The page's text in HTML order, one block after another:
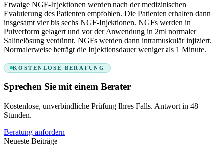
Etwaige NGF-Injektionen werden nach der medizinischen
Evaluierung des Patienten empfohlen. Die Patienten erhalten dann
insgesamt vier bis sechs NGF-Injektionen. NGFs werden in
Pulverform gelagert und vor der Anwendung in 2ml normaler
Salinelösung verdünnt. NGFs werden dann intramuskulär injiziert.
Normalerweise beträgt die Injektionsdauer weniger als 1 Minute.
KOSTENLOSE BERATUNG
Sprechen Sie mit einem Berater
Kostenlose, unverbindliche Prüfung Ihres Falls. Antwort in 48
Stunden.
Beratung anfordern
Neueste Beiträge